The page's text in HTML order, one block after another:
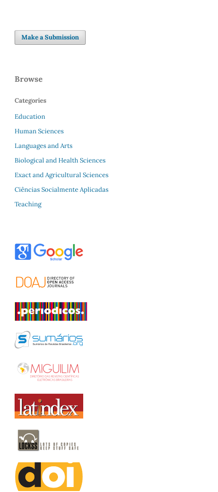
Make a Submission
Browse
Categories
Education
Human Sciences
Languages and Arts
Biological and Health Sciences
Exact and Agricultural Sciences
Ciências Socialmente Aplicadas
Teaching